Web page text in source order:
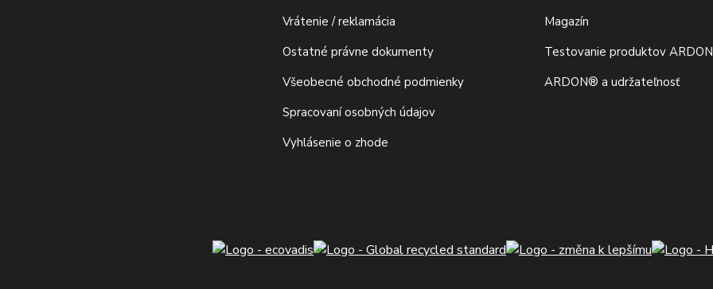
Vrátenie / reklamácia
Ostatné právne dokumenty
Všeobecné obchodné podmienky
Spracovaní osobných údajov
Vyhlásenie o zhode
Magazín
Testovanie produktov
ARDON® a udržateľnosť